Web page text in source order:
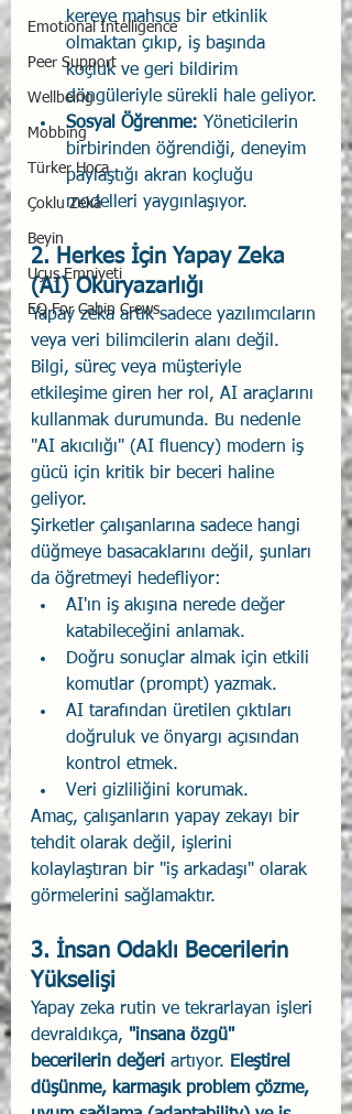
Emotional Intelligence
Peer Support
Wellbeing
Mobbing
Türker Hoca
Çoklu Zekâ
Beyin
Uçuş Emniyeti
EQ For Cabin Crews
kereye mahsus bir etkinlik
olmaktan çıkıp, iş başında
koçluk ve geri bildirim
döngüleriyle sürekli hale geliyor.
Sosyal Öğrenme: Yöneticilerin
birbirinden öğrendiği, deneyim
paylaştığı akran koçluğu
modelleri yaygınlaşıyor.
2. Herkes İçin Yapay Zeka
(AI) Okuryazarlığı
Yapay zeka artık sadece yazılımcıların
veya veri bilimcilerin alanı değil.
Bilgi, süreç veya müşteriyle
etkileşime giren her rol, AI araçlarını
kullanmak durumunda. Bu nedenle
"AI akıcılığı" (AI fluency) modern iş
gücü için kritik bir beceri haline
geliyor.
Şirketler çalışanlarına sadece hangi
düğmeye basacaklarını değil, şunları
da öğretmeyi hedefliyor:
AI'ın iş akışına nerede değer
katabileceğini anlamak.
Doğru sonuçlar almak için etkili
komutlar (prompt) yazmak.
AI tarafından üretilen çıktıları
doğruluk ve önyargı açısından
kontrol etmek.
Veri gizliliğini korumak.
Amaç, çalışanların yapay zekayı bir
tehdit olarak değil, işlerini
kolaylaştıran bir "iş arkadaşı" olarak
görmelerini sağlamaktır.
3. İnsan Odaklı Becerilerin
Yükselişi
Yapay zeka rutin ve tekrarlayan işleri
devraldıkça, "insana özgü"
becerilerin değeri artıyor. Eleştirel
düşünme, karmaşık problem çözme,